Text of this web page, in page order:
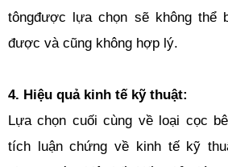
tôngđược lựa chọn sẽ không thể
được và cũng không hợp lý.
4. Hiệu quả kinh tế kỹ thuật:
Lựa chọn cuối cùng về loại cọc
tích luận chứng về kinh tế kỹ